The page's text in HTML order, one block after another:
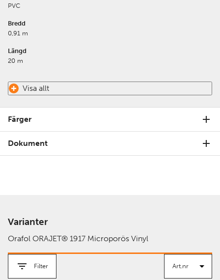
PVC
Bredd
0,91 m
Längd
20 m
Visa allt
Färger
Dokument
Varianter
Orafol ORAJET® 1917 Microporös Vinyl
Filter